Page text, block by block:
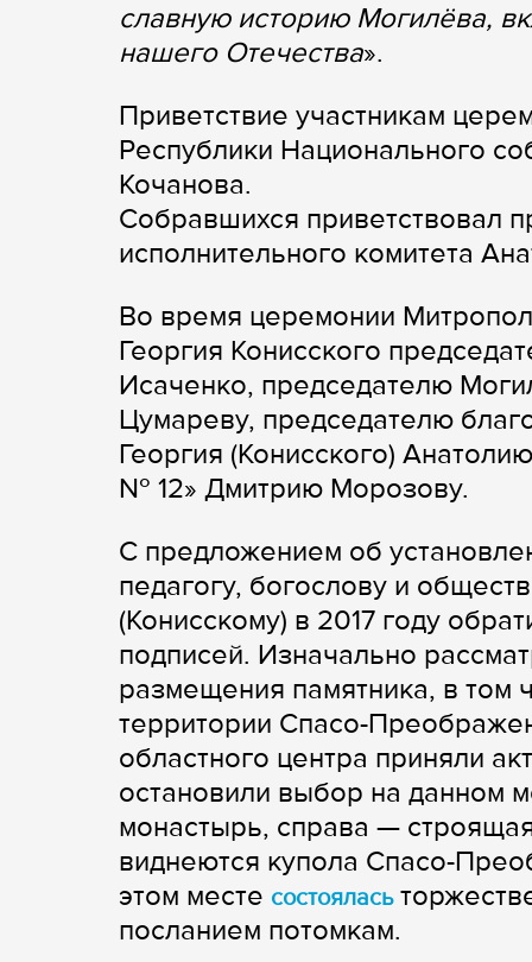
славную историю Могилёва,
нашего Отечества».
Приветствие участникам
Республики Национального
Кочанова.
Собравшихся приветствовал
исполнительного комитета
Во время церемонии
Георгия Конисского
Исаченко, председателю
Цумареву, председателю
Георгия (Конисского)
№ 12» Дмитрию Морозову.
С предложением об
педагогу, богослову и
(Конисскому) в 2017 году
подписей. Изначально
размещения памятника, в том
территории Спасо-
областного центра приняли
остановили выбор на данном
монастырь, справа —
виднеются купола Спасо-
этом месте состоялась
посланием потомкам.